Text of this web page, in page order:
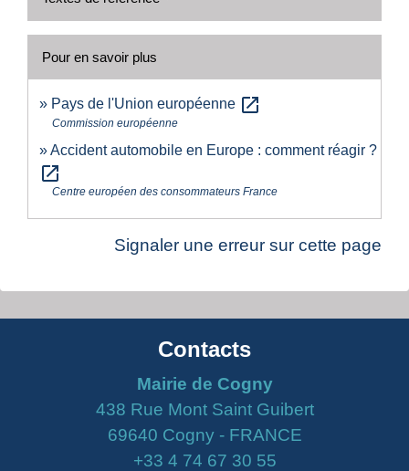
Pour en savoir plus
Pays de l'Union européenne open_in_new
Commission européenne
Accident automobile en Europe : comment réagir ?
open_in_new
Centre européen des consommateurs France
Signaler une erreur sur cette page
Contacts
Mairie de Cogny
438 Rue Mont Saint Guibert
69640 Cogny - FRANCE
+33 4 74 67 30 55